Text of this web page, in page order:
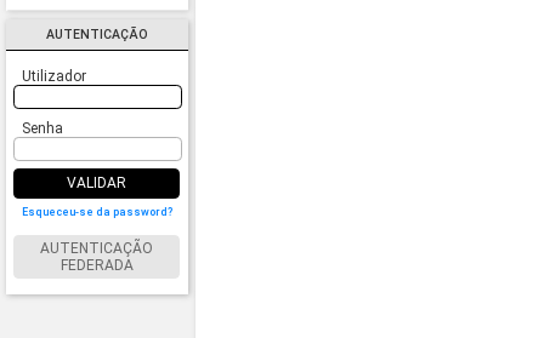
AUTENTICAÇÃO
Utilizador
Senha
VALIDAR
Esqueceu-se da password?
AUTENTICAÇÃO
FEDERADA